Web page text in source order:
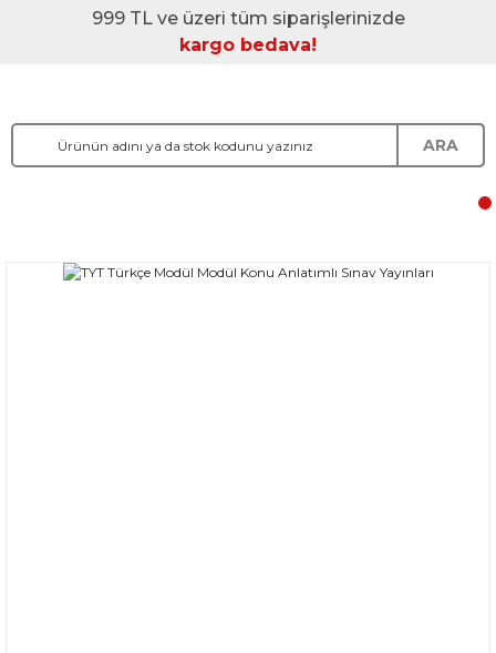
999 TL ve üzeri tüm siparişlerinizde
kargo bedava!
ARA